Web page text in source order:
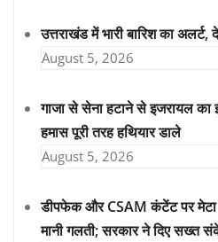
उत्तराखंड में भारी बारिश का
August 5, 2026
गाजा से सेना हटाने से इजरायल का
हमास पूरी तरह हथियार डाले
August 5, 2026
डीपफेक और CSAM कंटेंट पर मेटा
मानी गलती; सरकार ने दिए सख्त